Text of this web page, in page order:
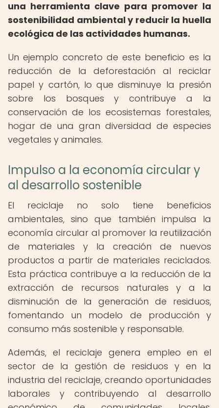
una herramienta clave para promover la
sostenibilidad ambiental y reducir la huella
ecológica de las actividades humanas.
Un ejemplo concreto de este beneficio es la
reducción de la deforestación al reciclar
papel y cartón, lo que disminuye la presión
sobre los bosques y contribuye a la
conservación de los ecosistemas forestales,
hogar de una gran diversidad de especies
vegetales y animales.
Impulso a la economía circular y
al desarrollo sostenible
El reciclaje no solo tiene beneficios
ambientales, sino que también impulsa la
economía circular al promover la reutilización
de materiales y la creación de nuevos
productos a partir de materiales reciclados.
Esta práctica contribuye a la reducción de la
extracción de recursos naturales y a la
disminución de la generación de residuos,
fomentando un modelo de producción y
consumo más sostenible y responsable.
Además, el reciclaje genera empleo en el
sector de la gestión de residuos y en la
industria del reciclaje, creando oportunidades
laborales y contribuyendo al desarrollo